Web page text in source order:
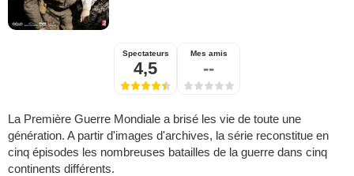
Spectateurs
4,5
Mes amis
--
La Première Guerre Mondiale a brisé les vie de toute une
génération. A partir d'images d'archives, la série reconstitue en
cinq épisodes les nombreuses batailles de la guerre dans cinq
continents différents.